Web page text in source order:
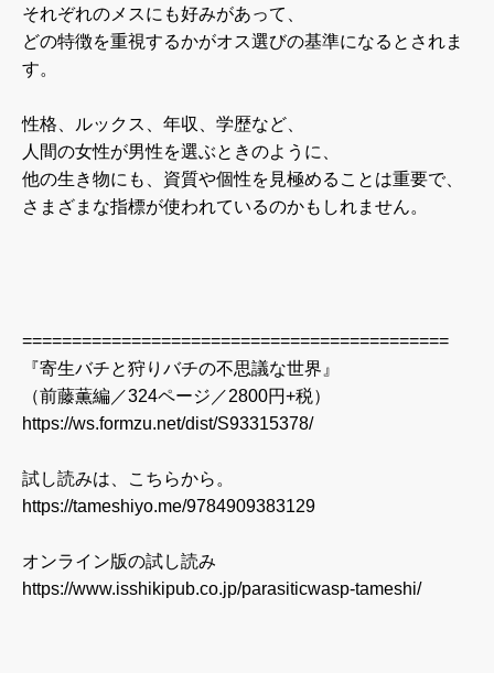
それぞれのメスにも好みがあって、
どの特徴を重視するかがオス選びの基準になるとされま
す。
性格、ルックス、年収、学歴など、
人間の女性が男性を選ぶときのように、
他の生き物にも、資質や個性を見極めることは重要で、
さまざまな指標が使われているのかもしれません。
===========================================
『寄生バチと狩りバチの不思議な世界』
（前藤薫編／324ページ／2800円+税）
https://ws.formzu.net/dist/S93315378/
試し読みは、こちらから。
https://tameshiyo.me/9784909383129
オンライン版の試し読み
https://www.isshikipub.co.jp/parasiticwasp-tameshi/